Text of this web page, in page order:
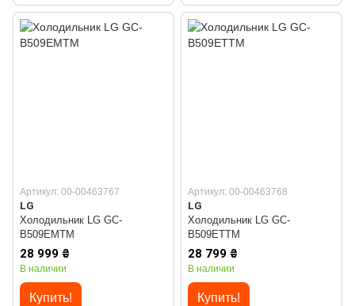
Артикул: 00-00463767
LG
Холодильник LG GC-
B509EMTM
28 999 ₴
В наличии
Купить!
Артикул: 00-00463768
LG
Холодильник LG GC-
B509ETTM
28 799 ₴
В наличии
Купить!